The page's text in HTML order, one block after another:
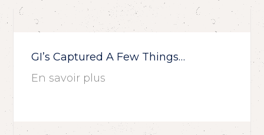
GI’s Captured A Few Things…
En savoir plus